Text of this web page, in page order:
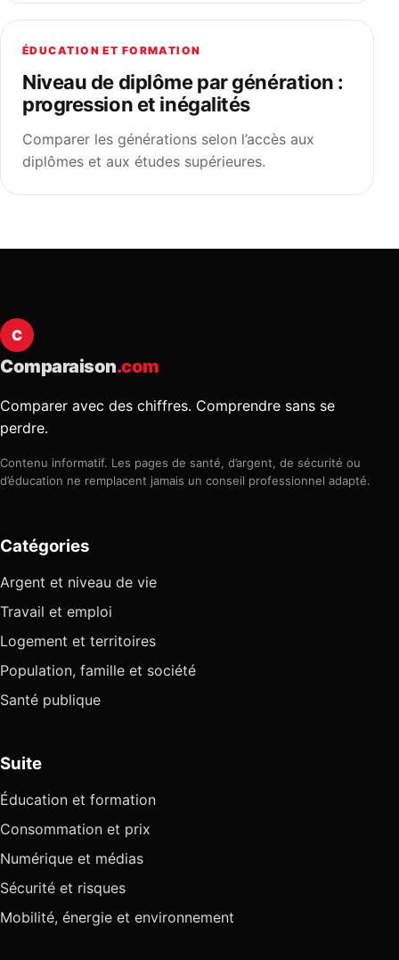
ÉDUCATION ET FORMATION
Niveau de diplôme par génération :
progression et inégalités
Comparer les générations selon l’accès aux
diplômes et aux études supérieures.
C
Comparaison.com
Comparer avec des chiffres. Comprendre sans se
perdre.
Contenu informatif. Les pages de santé, d’argent, de sécurité ou
d’éducation ne remplacent jamais un conseil professionnel adapté.
Catégories
Argent et niveau de vie
Travail et emploi
Logement et territoires
Population, famille et société
Santé publique
Suite
Éducation et formation
Consommation et prix
Numérique et médias
Sécurité et risques
Mobilité, énergie et environnement